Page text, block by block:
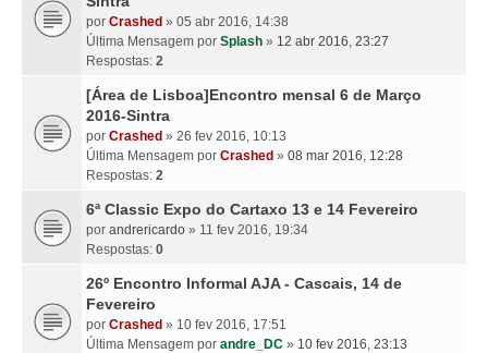
por Crashed » 05 abr 2016, 14:38
Última Mensagem por Splash » 12 abr 2016, 23:27
Respostas: 2
[Área de Lisboa]Encontro mensal 6 de Março
2016-Sintra
por Crashed » 26 fev 2016, 10:13
Última Mensagem por Crashed » 08 mar 2016, 12:28
Respostas: 2
6ª Classic Expo do Cartaxo 13 e 14 Fevereiro
por andrericardo » 11 fev 2016, 19:34
Respostas: 0
26º Encontro Informal AJA - Cascais, 14 de
Fevereiro
por Crashed » 10 fev 2016, 17:51
Última Mensagem por andre_DC » 10 fev 2016, 23:13